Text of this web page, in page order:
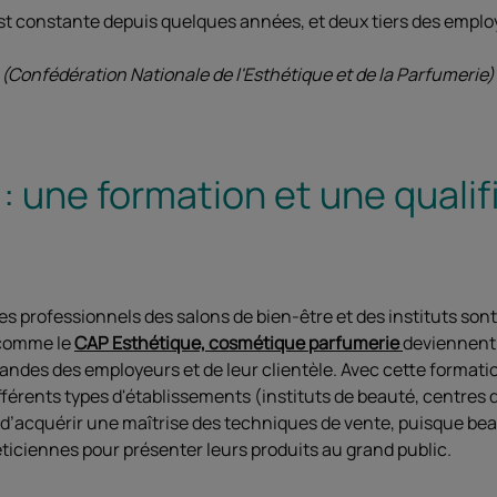
constante depuis quelques années, et deux tiers des
(Confédération Nationale de l'Esthétique et de la Parfumerie)
une formation et une
professionnels des salons de bien-être et des instituts
leCAP Esthétique, cosmétique parfumerie
des employeurs et de leur clientèle. Avec cette
types d'établissements (instituts de beauté, centres
une maîtrise des techniques de vente, puisque
pour présenter leurs produits au grand public.